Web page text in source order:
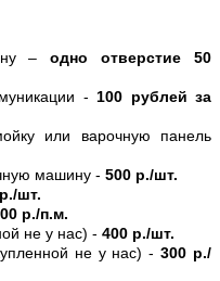
–одно отверстие 50
- 100 рублей за
или варочную панель
машину - 500 р./шт.
шт.
р./п.м.
не у нас) - 400 р./шт.
не у нас) -300 р./